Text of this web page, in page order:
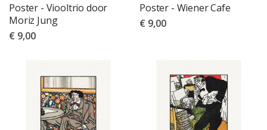
Poster - Viooltrio door
Moriz Jung
€ 9,00
Poster - Wiener Cafe
€ 9,00